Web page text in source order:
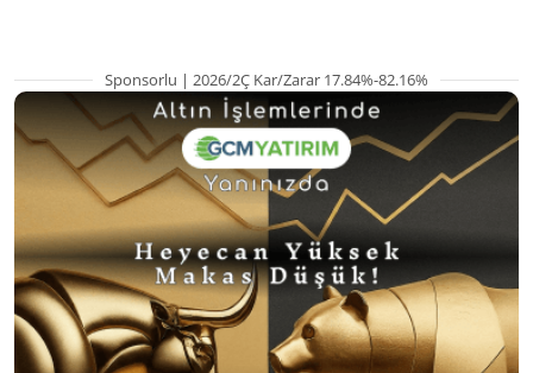
Sponsorlu | 2026/2Ç Kar/Zarar 17.84%-82.16%